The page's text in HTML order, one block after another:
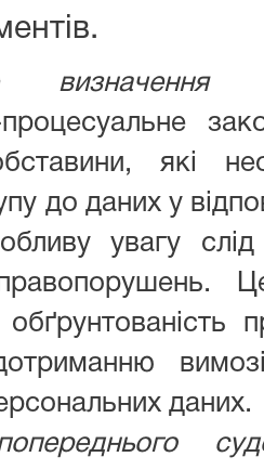
визначення
процесуальне
які
до даних у
увагу
даних.